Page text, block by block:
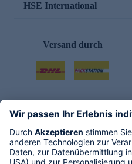
HSE International
Versand durch
AGB
Alle Rechte vorbehalten. Alle Preise